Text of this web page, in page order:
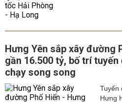
Hưng Yên sắp xây đường
gần 16.500 tỷ, bố trí
chạy song song
Tuyến
Hưng